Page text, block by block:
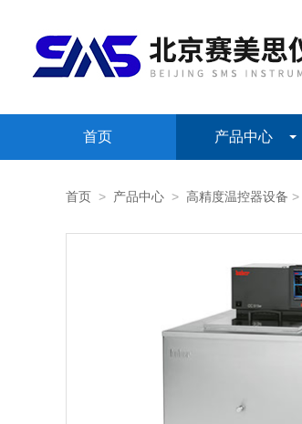
首页 产品中心
首页 > 产品中心 > 高精度温控器设备 >